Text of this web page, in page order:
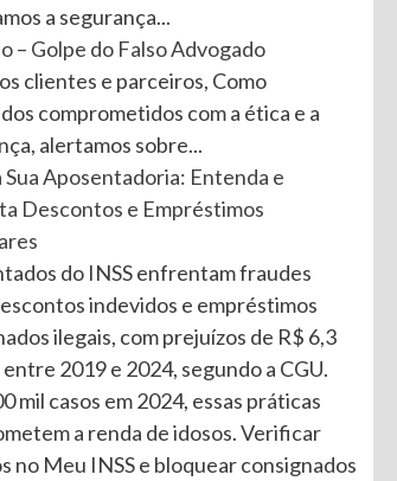
a segurança...
– Golpe do Falso Advogado
clientes e parceiros, Como
comprometidos com a ética e a
alertamos sobre...
Sua Aposentadoria: Entenda e
Descontos e Empréstimos
do INSS enfrentam fraudes
indevidos e empréstimos
ilegais, com prejuízos de R$ 6,3
2019 e 2024, segundo a CGU.
mil casos em 2024, essas práticas
a renda de idosos. Verificar
no Meu INSS e bloquear consignados